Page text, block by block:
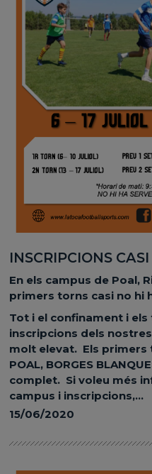
INSCRIPCIONS
En els campus de Poal,
primers torns casi no hi
Tot i el confinament i
inscripcions dels
molt elevat. Els primers
POAL, BORGES
complet. Si voleu més
campus i inscripcions,...
15/06/2020